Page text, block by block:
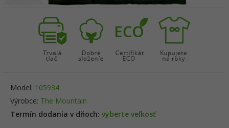
Model: 105934
Termín dodania v dňoch: vyberte veľkosť
Výrobce: The Mountain